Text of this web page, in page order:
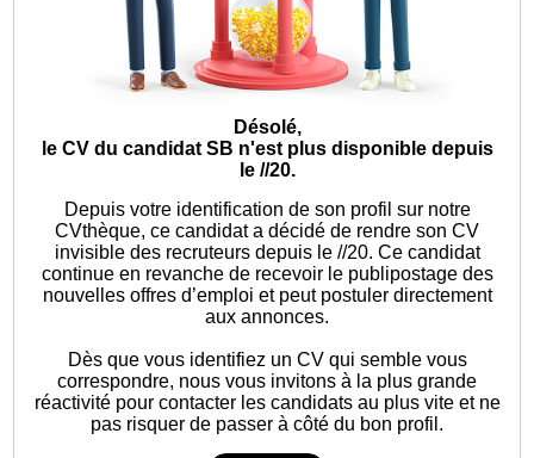
Désolé,
le CV du candidat SB n'est plus disponible depuis
le //20.
Depuis votre identification de son profil sur notre
CVthèque, ce candidat a décidé de rendre son CV
invisible des recruteurs depuis le //20. Ce candidat
continue en revanche de recevoir le publipostage des
nouvelles offres d’emploi et peut postuler directement
aux annonces.
Dès que vous identifiez un CV qui semble vous
correspondre, nous vous invitons à la plus grande
réactivité pour contacter les candidats au plus vite et ne
pas risquer de passer à côté du bon profil.